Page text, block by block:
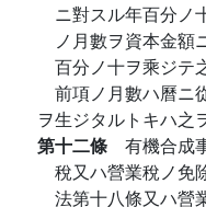
ニ對スル年百分ノ
ノ月數ヲ資本金額
百分ノ十ヲ乘ジテ
前項ノ月數ハ曆ニ
ヲ生ジタルトキハ之
第十二條 有機合成
稅又ハ營業稅ノ免
法第十八條又ハ營